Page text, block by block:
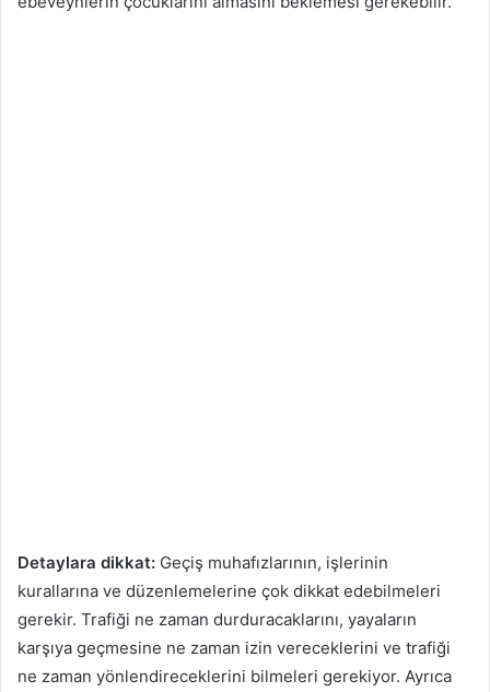
Detaylara dikkat: Geçiş muhafızlarının, işlerinin
kurallarına ve düzenlemelerine çok dikkat edebilmeleri
gerekir. Trafiği ne zaman durduracaklarını, yayaların
karşıya geçmesine ne zaman izin vereceklerini ve trafiği
ne zaman yönlendireceklerini bilmeleri gerekiyor. Ayrıca